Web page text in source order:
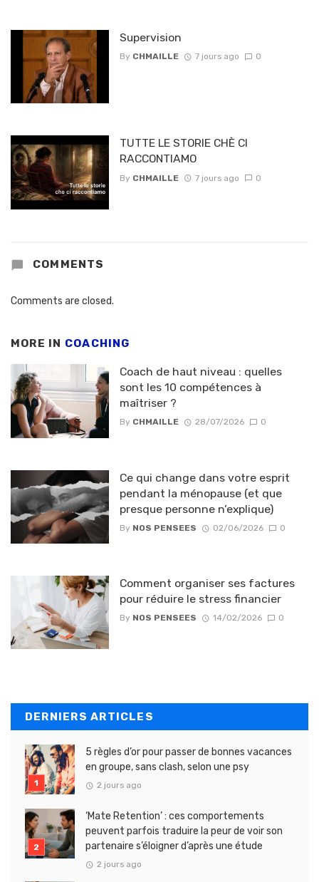
Supervision
By CHMAILLE 7 jours ago 0
TUTTE LE STORIE CHÈ CI
RACCONTIAMO
By CHMAILLE 7 jours ago 0
COMMENTS
Comments are closed.
MORE IN COACHING
Coach de haut niveau : quelles
sont les 10 compétences à
maîtriser ?
By CHMAILLE 28/07/2026 0
Ce qui change dans votre esprit
pendant la ménopause (et que
presque personne n’explique)
By NOS PENSEES 02/06/2026 0
Comment organiser ses factures
pour réduire le stress financier
By NOS PENSEES 14/02/2026 0
DERNIERS ARTICLES
5 règles d’or pour passer de bonnes vacances
en groupe, sans clash, selon une psy
2 jours ago
‘Mate Retention’ : ces comportements
peuvent parfois traduire la peur de voir son
partenaire s’éloigner d’après une étude
2 jours ago